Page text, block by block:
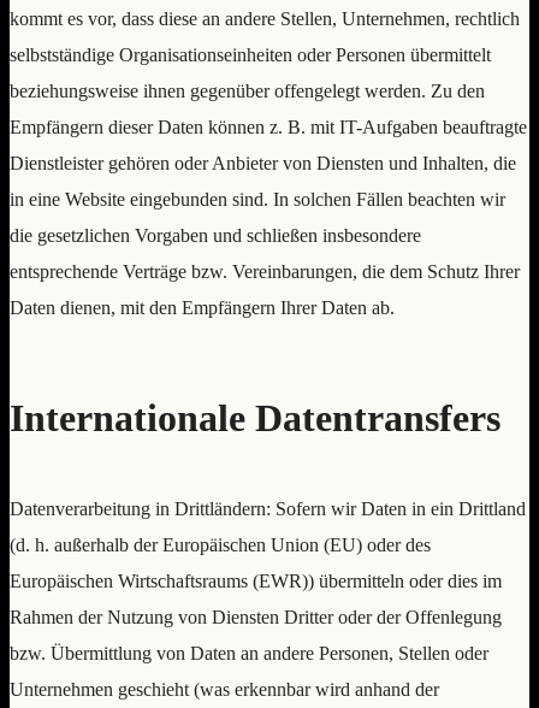
kommt es vor, dass diese an andere Stellen, Unternehmen, rechtlich
selbstständige Organisationseinheiten oder Personen übermittelt
beziehungsweise ihnen gegenüber offengelegt werden. Zu den
Empfängern dieser Daten können z. B. mit IT-Aufgaben beauftragte
Dienstleister gehören oder Anbieter von Diensten und Inhalten, die
in eine Website eingebunden sind. In solchen Fällen beachten wir
die gesetzlichen Vorgaben und schließen insbesondere
entsprechende Verträge bzw. Vereinbarungen, die dem Schutz Ihrer
Daten dienen, mit den Empfängern Ihrer Daten ab.
Internationale Datentransfers
Datenverarbeitung in Drittländern: Sofern wir Daten in ein Drittland
(d. h. außerhalb der Europäischen Union (EU) oder des
Europäischen Wirtschaftsraums (EWR)) übermitteln oder dies im
Rahmen der Nutzung von Diensten Dritter oder der Offenlegung
bzw. Übermittlung von Daten an andere Personen, Stellen oder
Unternehmen geschieht (was erkennbar wird anhand der